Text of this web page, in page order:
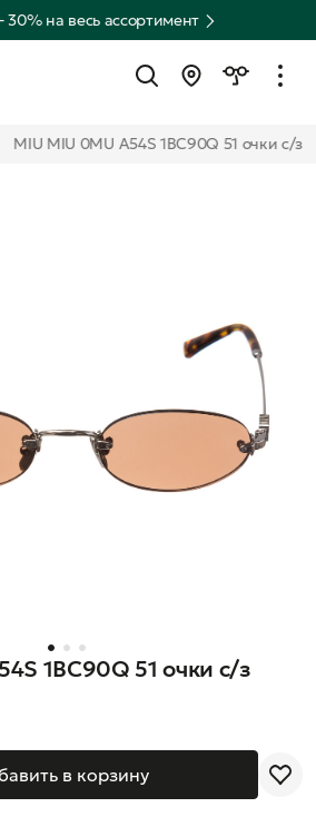
30% на весь ассортимент
MIU MIU 0MU A54S 1BC90Q 51 очки с/з
1BC90Q 51 очки с/з
в корзину